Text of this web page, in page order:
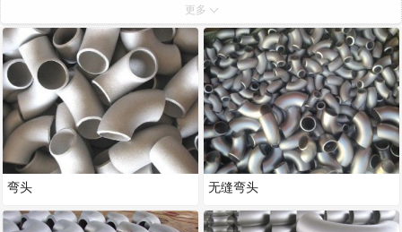
钢管系列
伸缩器
橡胶软接头
承插管件
人孔
补偿器
更多
弯头 无缝弯头